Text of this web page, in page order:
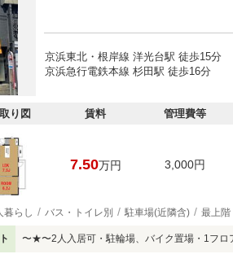
京浜東北・根岸線 洋光台駅 徒歩15分
京浜急行電鉄本線 杉田駅 徒歩16分
り図 賃料 管理費等
7.50万円 3,000円
暮らし バス・トイレ別 駐車場(近隣含) 最上階
〜★〜2人入居可・駐輪場、バイク置場・1フ